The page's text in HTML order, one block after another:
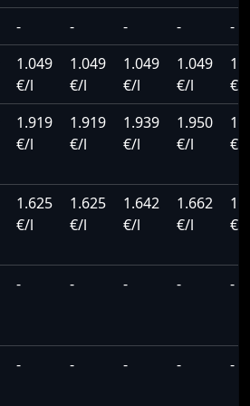
- - - -
-
1.049
€/l
1.049
€/l
1.049
€/l
1.049
€/l
€/l
1.919
€/l
1.919
€/l
1.939
€/l
1.950
€/l
€/l
1.625
€/l
1.625
€/l
1.642
€/l
1.662
€/l
€/l
- - - - -
- - - - -